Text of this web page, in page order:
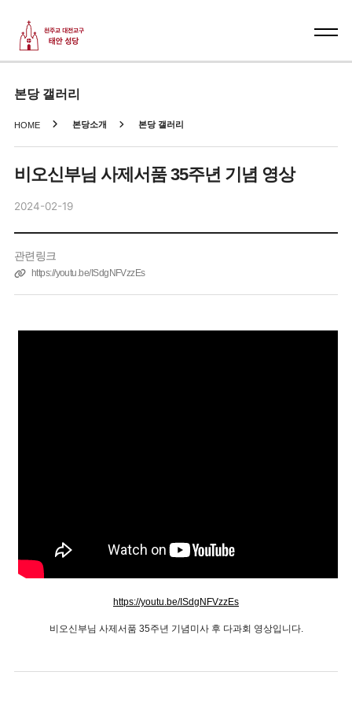
본당 갤러리
HOME 본당소개 본당 갤러리
비오신부님 사제서품 35주년 기념 영상
2024-02-19
관련링크
https://youtu.be/ISdgNFVzzEs
https://youtu.be/ISdgNFVzzEs
비오신부님 사제서품 35주년 기념미사 후 다과회 영상입니다.